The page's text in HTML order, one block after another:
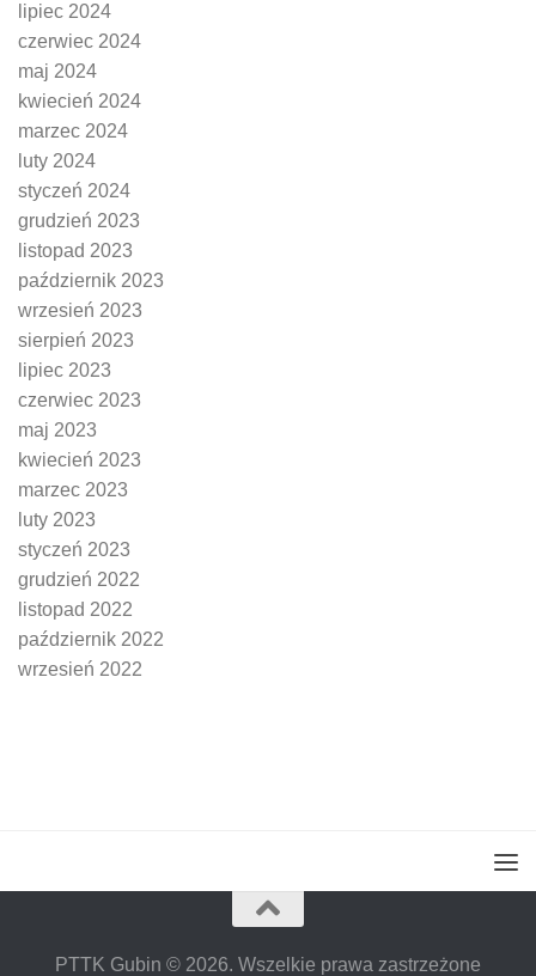
lipiec 2024
czerwiec 2024
maj 2024
kwiecień 2024
marzec 2024
luty 2024
styczeń 2024
grudzień 2023
listopad 2023
październik 2023
wrzesień 2023
sierpień 2023
lipiec 2023
czerwiec 2023
maj 2023
kwiecień 2023
marzec 2023
luty 2023
styczeń 2023
grudzień 2022
listopad 2022
październik 2022
wrzesień 2022
PTTK Gubin © 2026. Wszelkie prawa zastrzeżone